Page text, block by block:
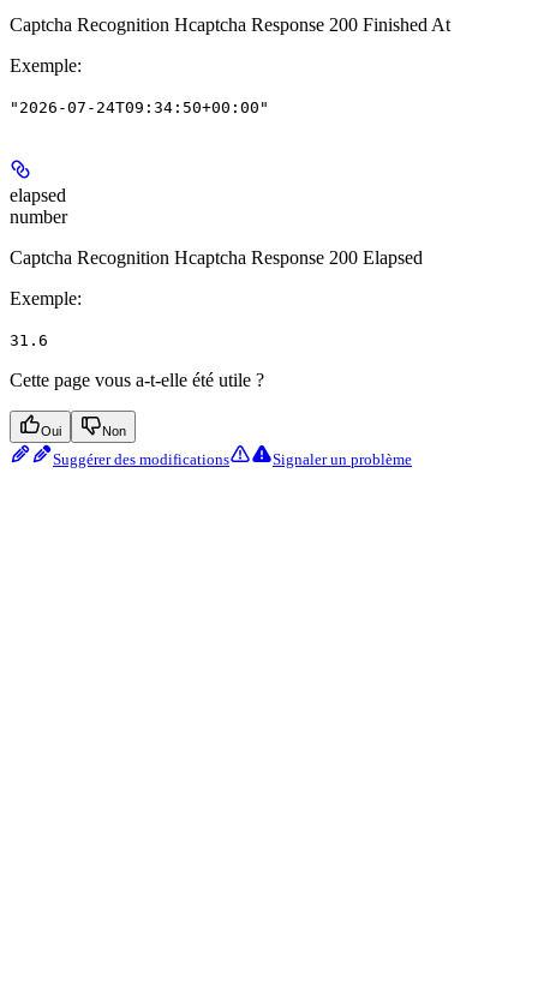
Captcha Recognition Hcaptcha Response 200 Finished At
Exemple:
"2026-07-24T09:34:50+00:00"
elapsed
number
Captcha Recognition Hcaptcha Response 200 Elapsed
Exemple:
31.6
Cette page vous a-t-elle été utile ?
Oui Non
Suggérer des modifications Signaler un problème